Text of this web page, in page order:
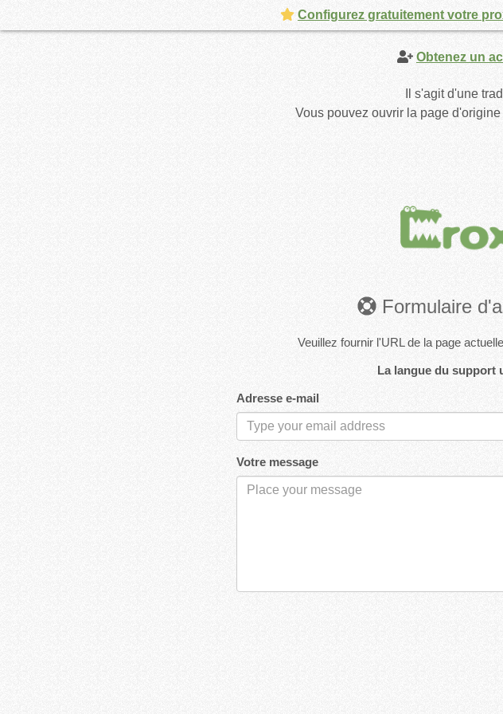
Obtenez un
Il s'agit d'une
Vous pouvez ouvrir la page d'origine
Formulaire
Veuillez fournir l'URL de la page
La langue du support
Adresse e-mail
Votre message
Configurez gratuitement votre